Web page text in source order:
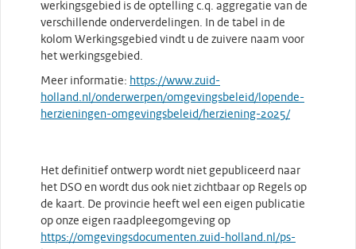
werkingsgebied is de optelling c.q. aggregatie van de
verschillende onderverdelingen. In de tabel in de
kolom Werkingsgebied vindt u de zuivere naam voor
het werkingsgebied.
Meer informatie: https://www.zuid-
holland.nl/onderwerpen/omgevingsbeleid/lopende-
herzieningen-omgevingsbeleid/herziening-2025/
Het definitief ontwerp wordt niet gepubliceerd naar
het DSO en wordt dus ook niet zichtbaar op Regels op
de kaart. De provincie heeft wel een eigen publicatie
op onze eigen raadpleegomgeving op
https://omgevingsdocumenten.zuid-holland.nl/ps-